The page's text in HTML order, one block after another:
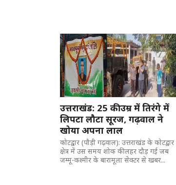
उत्तराखंड: 25 की उम्र में तिरंगे में
लिपटा लौटा सूरज, गढ़वाल ने
खोया अपना लाल
कोटद्वार (पौड़ी गढ़वाल): उत्तराखंड के कोटद्वार
क्षेत्र में उस समय शोक की लहर दौड़ गई जब
जम्मू-कश्मीर के बारामूला सेक्टर से खबर...